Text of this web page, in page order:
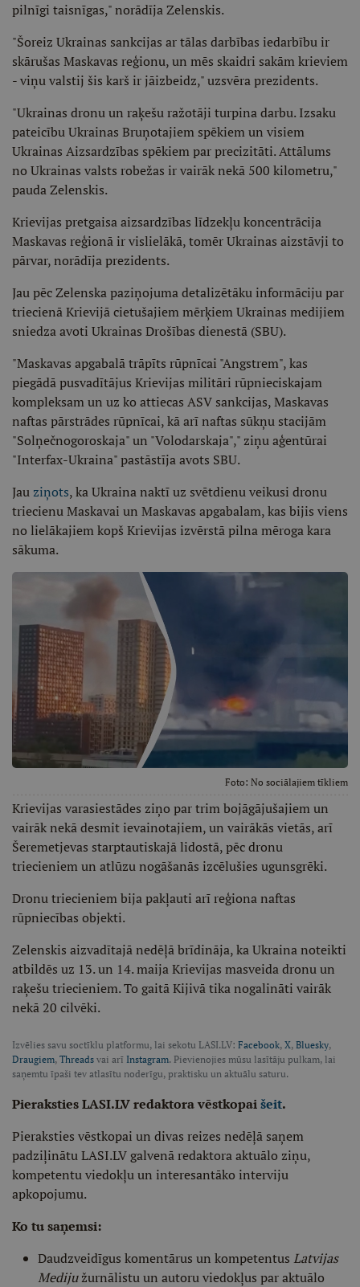
pilnīgi taisnīgas," norādīja Zelenskis.
"Šoreiz Ukrainas sankcijas ar tālas darbības iedarbību ir
skārušas Maskavas reģionu, un mēs skaidri sakām krieviem
- viņu valstij šis karš ir jāizbeidz," uzsvēra prezidents.
"Ukrainas dronu un raķešu ražotāji turpina darbu. Izsaku
pateicību Ukrainas Bruņotajiem spēkiem un visiem
Ukrainas Aizsardzības spēkiem par precizitāti. Attālums
no Ukrainas valsts robežas ir vairāk nekā 500 kilometru,"
pauda Zelenskis.
Krievijas pretgaisa aizsardzības līdzekļu koncentrācija
Maskavas reģionā ir vislielākā, tomēr Ukrainas aizstāvji to
pārvar, norādīja prezidents.
Jau pēc Zelenska paziņojuma detalizētāku informāciju par
triecienā Krievijā cietušajiem mērķiem Ukrainas medijiem
sniedza avoti Ukrainas Drošības dienestā (SBU).
"Maskavas apgabalā trāpīts rūpnīcai "Angstrem", kas
piegādā pusvadītājus Krievijas militāri rūpnieciskajam
kompleksam un uz ko attiecas ASV sankcijas, Maskavas
naftas pārstrādes rūpnīcai, kā arī naftas sūkņu stacijām
"Solņečnogoroskaja" un "Volodarskaja"," ziņu aģentūrai
"Interfax-Ukraina" pastāstīja avots SBU.
Jauziņots, ka Ukraina naktī uz svētdienu veikusi dronu
triecienu Maskavai un Maskavas apgabalam, kas bijis viens
no lielākajiem kopš Krievijas izvērstā pilna mēroga kara
sākuma.
Foto: No sociālajiem tīkliem
Krievijas varasiestādes ziņo par trim bojāgājušajiem un
vairāk nekā desmit ievainotajiem, un vairākās vietās, arī
Šeremetjevas starptautiskajā lidostā, pēc dronu
triecieniem un atlūzu nogāšanās izcēlušies ugunsgrēki.
Dronu triecieniem bija pakļauti arī reģiona naftas
rūpniecības objekti.
Zelenskis aizvadītajā nedēļā brīdināja, ka Ukraina noteikti
atbildēs uz 13. un 14. maija Krievijas masveida dronu un
raķešu triecieniem. To gaitā Kijivā tika nogalināti vairāk
nekā 20 cilvēki.
Izvēlies savu soctīklu platformu, lai sekotu LASI.LV: Facebook, X, Bluesky,
Draugiem, Threads vai arī Instagram. Pievienojies mūsu lasītāju pulkam, lai
saņemtu īpaši tev atlasītu noderīgu, praktisku un aktuālu saturu.
Pieraksties LASI.LV redaktora vēstkopaišeit.
Pieraksties vēstkopai un divas reizes nedēļā saņem
padziļinātu LASI.LV galvenā redaktora aktuālo ziņu,
kompetentu viedokļu un interesantāko interviju
apkopojumu.
Ko tu saņemsi:
Daudzveidīgus komentārus un kompetentus Latvijas
Medijužurnālistu un autoru viedokļus par aktuālo